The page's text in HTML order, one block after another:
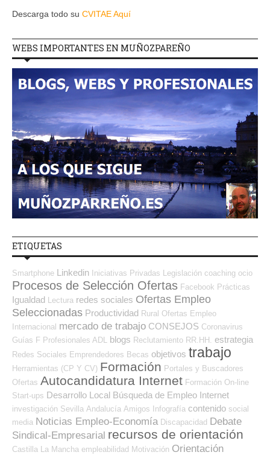
Descarga todo su CVITAE Aquí
WEBS IMPORTANTES EN MUÑOZPAREÑO
ETIQUETAS
Smartphone Linkedin Iniciativas Privadas Legislación coaching ocio
Procesos de Selección Ofertas Facebook Prácticas
Igualdad Lectura redes sociales Ofertas Empleo
Seleccionadas Productividad Rural Ofertas Empleo
Internacional mercado de trabajo CONSEJOS Coronavirus
Guías F Profesionales ADL blogs Reclutamiento RR.HH. estrategia
Redes Sociales Emprendedores Becas objetivos trabajo
Herramientas (CP Y CV) Formación Portales y Buscadores
Ofertas Autocandidatura Internet Formación On-line
Start-ups Desarrollo Local Búsqueda de Empleo Internet
investigación Sevilla Andalucía Amigos Infografía contenido social
media Noticias Empleo-Economía Discapacidad Debate
Sindical-Empresarial recursos de orientación
Castilla La Mancha empleabilidad Motivación Orientación